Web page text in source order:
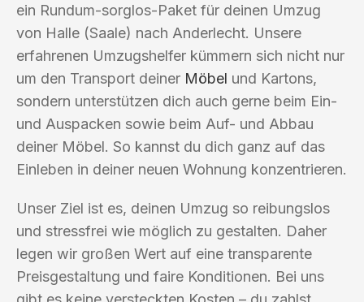
ein Rundum-sorglos-Paket für deinen Umzug
von Halle (Saale) nach Anderlecht. Unsere
erfahrenen Umzugshelfer kümmern sich nicht nur
um den Transport deiner Möbel und Kartons,
sondern unterstützen dich auch gerne beim Ein-
und Auspacken sowie beim Auf- und Abbau
deiner Möbel. So kannst du dich ganz auf das
Einleben in deiner neuen Wohnung konzentrieren.
Unser Ziel ist es, deinen Umzug so reibungslos
und stressfrei wie möglich zu gestalten. Daher
legen wir großen Wert auf eine transparente
Preisgestaltung und faire Konditionen. Bei uns